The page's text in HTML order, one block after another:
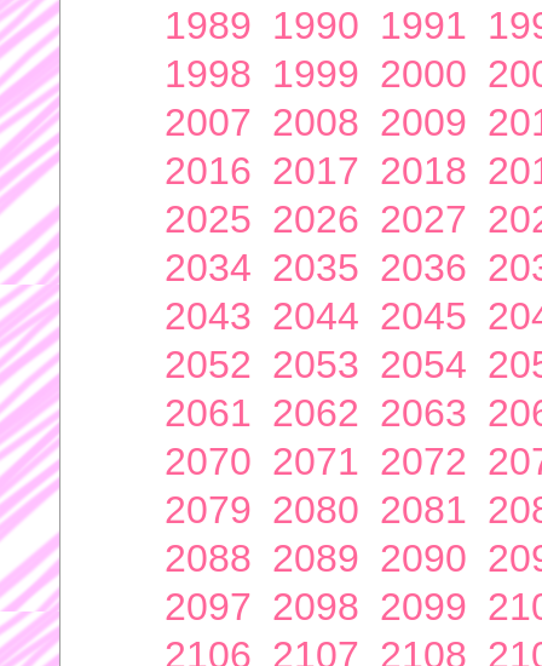
1989 1990 1991
1998 1999 2000
2007 2008 2009
2016 2017 2018
2025 2026 2027
2034 2035 2036
2043 2044 2045
2052 2053 2054
2061 2062 2063
2070 2071 2072
2079 2080 2081
2088 2089 2090
2097 2098 2099
2106 2107 2108